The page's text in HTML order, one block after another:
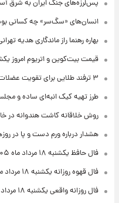
پس‌لرزه‌های جنگ ایران به شرق
انسان‌های «سگ‌سر» چه کسانی
بهاره رهنما راز ماندگاری هدیه
قیمت بیت‌کوین و اتریوم امروز یکشنبه ۱۸
۳ ترفند طلایی برای تقویت عضلات بدن
طرز تهیه کیک انبه‌ای ساده و
روش خلاقانه کاشت هندوانه در
هشدار درباره ورم دست و پا در
فال حافظ یکشنبه ۱۸ مرداد ماه ۱۴۰۵
فال قهوه روزانه یکشنبه ۱۸ مرداد ماه ۱۴۰۵
فال روزانه واقعی یکشنبه ۱۸ مرداد ۱۴۰۵